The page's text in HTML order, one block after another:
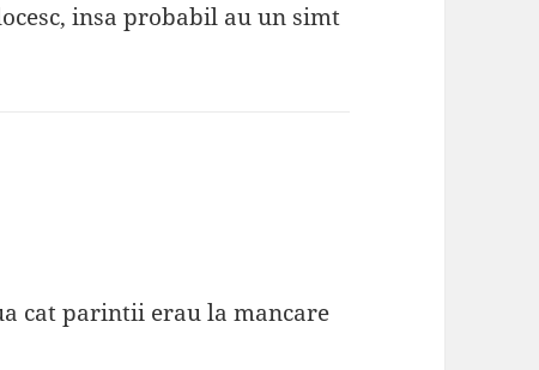
insa probabil au un simt
cat parintii erau la mancare